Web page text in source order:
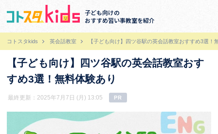
子ども向けの
おすすめ習い事教室を紹介
コトスタkids 英会話教室 【子ども向け】四ツ谷駅の英会話教室おすすめ3選！
【子ども向け】四ツ谷駅の英会話教室おす
すめ3選！無料体験あり
最終更新：2025年7月7日 (月) 13:05 PR